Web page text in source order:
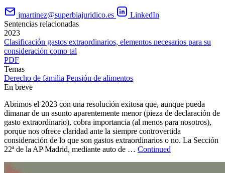
jmartinez@superbiajuridico.es
LinkedIn
Sentencias relacionadas
2023
Clasificación gastos extraordinarios, elementos necesarios para su
consideración como tal
PDF
Temas
Derecho de familia Pensión de alimentos
En breve
Abrimos el 2023 con una resolución exitosa que, aunque pueda
dimanar de un asunto aparentemente menor (pieza de declaración de
gasto extraordinario), cobra importancia (al menos para nosotros),
porque nos ofrece claridad ante la siempre controvertida
consideración de lo que son gastos extraordinarios o no. La Sección
22ª de la AP Madrid, mediante auto de … Continued